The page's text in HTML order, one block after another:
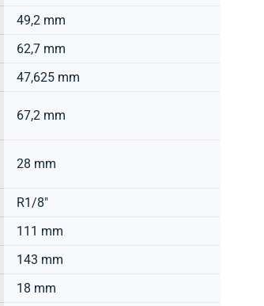
49,2 mm
62,7 mm
47,625 mm
67,2 mm
28 mm
R1/8"
111 mm
143 mm
18 mm